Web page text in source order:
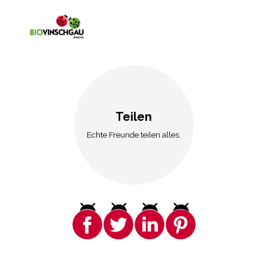
Teilen
Echte Freunde teilen alles.